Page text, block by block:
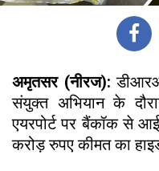
अमृतसर (नीरज):
संयुक्त अभियान के
एयरपोर्ट पर बैंकॉक से
करोड़ रुपए कीमत का